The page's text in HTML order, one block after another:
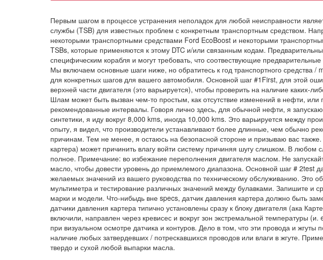
Первым шагом в процессе устранения неполадок для любой неисправности
службы (TSB) для известных проблем с конкретным транспортным средством.
некоторыми транспортными средствами Ford EcoBoost и некоторыми
TSBs, которые применяются к этому DTC и/или связанным кодам.
специфическим корабля и могут требовать, что соотвествующие
Мы включаем основные шаги ниже, но обратитесь к год транспортного средства
для конкретных шагов для вашего автомобиля. Основной шаг #1First, для этой
верхней части двигателя (это варьируется), чтобы проверить на наличие каких-
Шлам может быть вызван чем-то простым, как отсутствие изменений в нефти,
рекомендованные интервалы. Говоря лично здесь, для обычной нефти, я
синтетики, я иду вокруг 8,000 kms, иногда 10,000 kms. Это варьируется между
опыту, я видел, что производители устанавливают более длинные, чем обычно
причинам. Тем не менее, я остаюсь на безопасной стороне и призываю вас
картера) может причинить влагу войти систему причиняя шугу слишком. В любом
полное. Примечание: во избежание переполнения двигателя маслом. Не
масло, чтобы довести уровень до приемлемого диапазона. Основной шаг # 2test
желаемых значений из вашего руководства по техническому обслуживанию. Это
мультиметра и тестирование различных значений между булавками. Запишите и
марки и модели. Что-нибыдь вне specs, датчик давления картера должно быть
датчики давления картера типично установлены сразу к блоку двигателя (ака
включили, направлен через кревисес и вокруг зон экстремальной температуры
при визуальном осмотре датчика и контуров. Дело в том, что эти провода и
наличие любых затвердевших / потрескавшихся проводов или влаги в жгуте.
твердо и сухой любой выпарки масла.